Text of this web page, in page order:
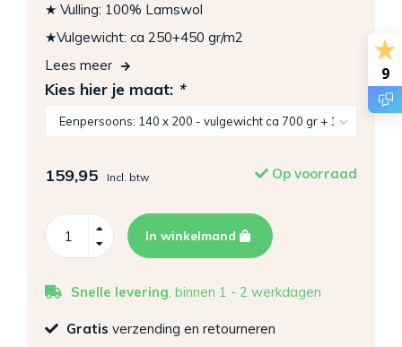
★ Vulling: 100% Lamswol
★Vulgewicht: ca 250+450 gr/m2
Lees meer
Kies hier je maat: *
159,95 Incl. btw Op voorraad
In winkelmand
Snelle levering, binnen 1 - 2 werkdagen
Gratis verzending en retourneren
9